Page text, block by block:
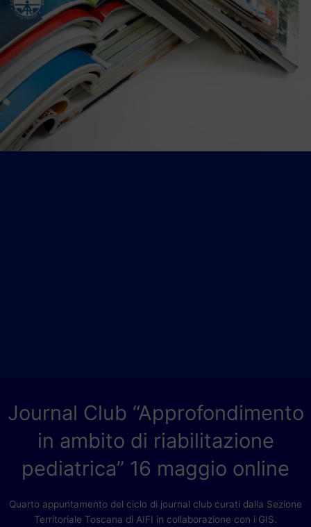
Journal Club “Approfondimento
in ambito di riabilitazione
pediatrica” 16 maggio online
Quarto appuntamento del ciclo di journal club curati dalla Sezione
Territoriale Toscana di AIFI in collaborazione con i GIS.